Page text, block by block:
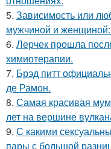
5. Зависимость или
мужчиной и женщиной:
6. Лерчек прошла
химиотерапии.
7. Брэд питт
де Рамон.
8. Самая красивая
лет на вершине
9. С какими
пары с большой